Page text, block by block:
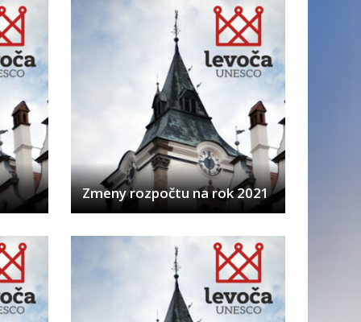
Zmeny rozpočtu na rok 2021